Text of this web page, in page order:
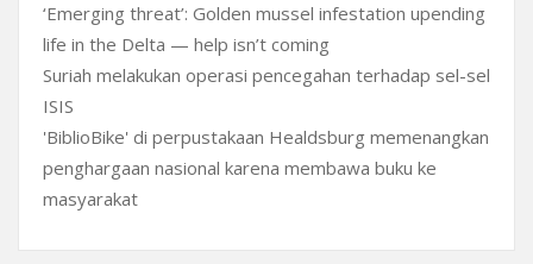
‘Emerging threat’: Golden mussel infestation upending
life in the Delta — help isn’t coming
Suriah melakukan operasi pencegahan terhadap sel-sel
ISIS
'BiblioBike' di perpustakaan Healdsburg memenangkan
penghargaan nasional karena membawa buku ke
masyarakat